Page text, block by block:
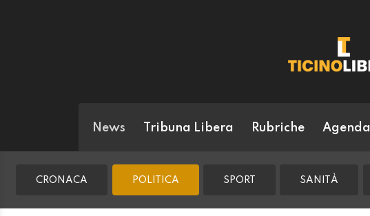
News Tribuna Libera Rubriche Agenda
CRONACA POLITICA SPORT SANITÀ